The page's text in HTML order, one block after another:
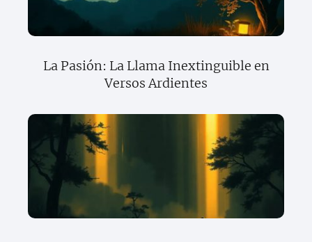
La Pasión: La Llama Inextinguible en
Versos Ardientes